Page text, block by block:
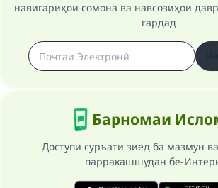
навигариҳои сомона ва навсозиҳои
гардад
Барномаи
Доступи суръати зиед ба мазмун
парракашшудан бе-